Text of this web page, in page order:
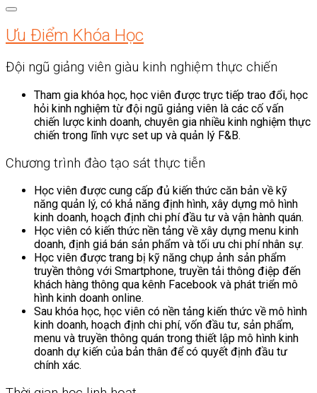
Ưu Điểm Khóa Học
Đội ngũ giảng viên giàu kinh nghiệm thực chiến
Tham gia khóa học, học viên được trực tiếp trao đổi, học
hỏi kinh nghiệm từ đội ngũ giảng viên là các cố vấn
chiến lược kinh doanh, chuyên gia nhiều kinh nghiệm thực
chiến trong lĩnh vực set up và quản lý F&B.
Chương trình đào tạo sát thực tiễn
Học viên được cung cấp đủ kiến thức căn bản về kỹ
năng quản lý, có khả năng định hình, xây dựng mô hình
kinh doanh, hoạch định chi phí đầu tư và vận hành quán.
Học viên có kiến thức nền tảng về xây dựng menu kinh
doanh, định giá bán sản phẩm và tối ưu chi phí nhân sự.
Học viên được trang bị kỹ năng chụp ảnh sản phẩm
truyền thông với Smartphone, truyền tải thông điệp đến
khách hàng thông qua kênh Facebook và phát triển mô
hình kinh doanh online.
Sau khóa học, học viên có nền tảng kiến thức về mô hình
kinh doanh, hoạch định chi phí, vốn đầu tư, sản phẩm,
menu và truyền thông quán trong thiết lập mô hình kinh
doanh dự kiến của bản thân để có quyết định đầu tư
chính xác.